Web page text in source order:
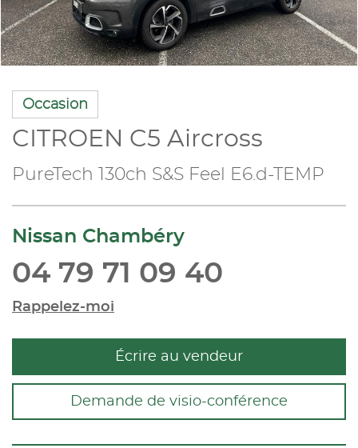
Occasion
CITROEN C5 Aircross
PureTech 130ch S&S Feel E6.d-TEMP
Nissan Chambéry
04 79 71 09 40
Rappelez-moi
Écrire au vendeur
Demande de visio-conférence